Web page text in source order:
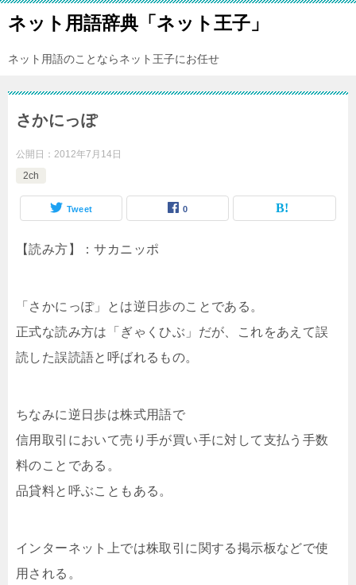
ネット用語辞典「ネット王子」
ネット用語のことならネット王子にお任せ
さかにっぽ
公開日： 2012年7月14日
2ch
Tweet 0
【読み方】：サカニッポ
「さかにっぽ」とは逆日歩のことである。
正式な読み方は「ぎゃくひぶ」だが、これをあえて誤
読した誤読語と呼ばれるもの。
ちなみに逆日歩は株式用語で
信用取引において売り手が買い手に対して支払う手数
料のことである。
品貸料と呼ぶこともある。
インターネット上では株取引に関する掲示板などで使
用される。